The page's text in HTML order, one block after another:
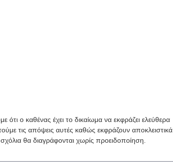
ο καθένας έχει το δικαίωμα να εκφράζει ελεύθερα
τις απόψεις αυτές καθώς εκφράζουν αποκλειστικά
θα διαγράφονται χωρίς προειδοποίηση.